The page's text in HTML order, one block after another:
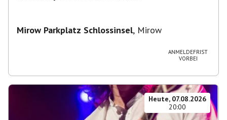
Mirow Parkplatz Schlossinsel, Mirow
ANMELDEFRIST
VORBEI
Heute, 07.08.2026
20:00